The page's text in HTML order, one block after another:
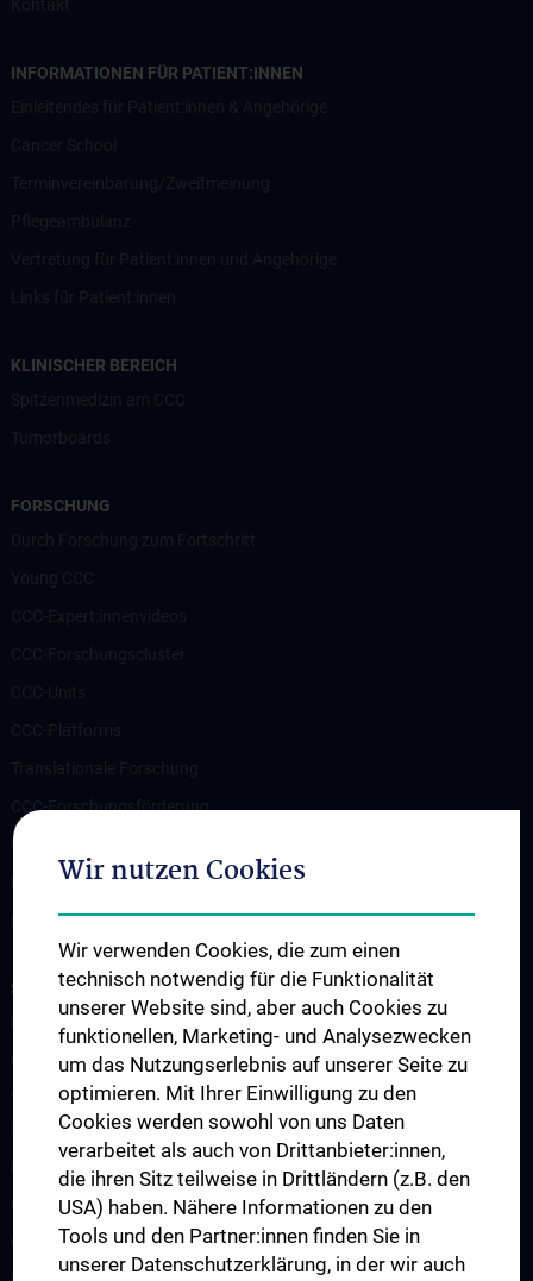
INFORMATIONEN FÜR PATIENT:INNEN
KLINISCHER BEREICH
FORSCHUNG
CCC-Forschungsförderung
Publikationen
Links & Kontakt CCC-Forschungsangelegenheiten
STUDIUM, AUS- UND FORTBILDUNG
Cancer Update CCC Vienna
Vienna International Summer School on Oncology for Medical
Students
Klinisch-Praktisches Jahr (KPJ)
Onkologische PhD-Programme
Wir nutzen Cookies
Wir verwenden Cookies, die zum einen
technisch notwendig für die Funktionalität
unserer Website sind, aber auch Cookies zu
funktionellen, Marketing- und Analysezwecken
um das Nutzungserlebnis auf unserer Seite zu
optimieren. Mit Ihrer Einwilligung zu den
Cookies werden sowohl von uns Daten
verarbeitet als auch von Drittanbieter:innen,
die ihren Sitz teilweise in Drittländern (z.B. den
USA) haben. Nähere Informationen zu den
Tools und den Partner:innen finden Sie in
unserer Datenschutzerklärung, in der wir auch